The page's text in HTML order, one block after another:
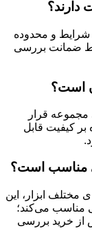
دارند؟
هستند. شرایط و محدوده
ضمانت بررسی
است؟
مجموعه قرار
بر کیفیت قابل
مناسب است؟
مختلف ابزار، این
مناسب می‌کند؛
از خرید بررسی